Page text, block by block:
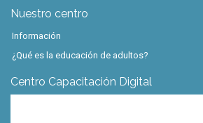
Nuestro centro
Información
¿Qué es la educación de adultos?
Centro Capacitación Digital